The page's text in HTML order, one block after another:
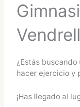
Vendrell
¿Estás buscando
hacer ejercicio y
¡Has llegado al